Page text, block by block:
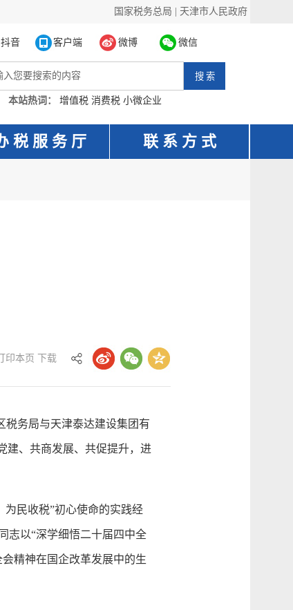
国家税务总局 天津市人民政府
抖音 客户端 微博 微信
本站热词： 增值税 消费税 小微企业
税 服 务 厅 联 系 方 式
印本页 下载
务局与天津泰达建设集团有
建、共商发展、共促提升，进
民收税”初心使命的实践经
志以“深学细悟二十届四中全
精神在国企改革发展中的生